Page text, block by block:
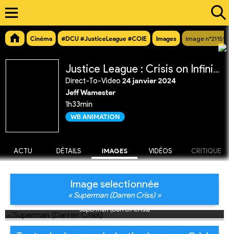
Cinéma #DCU #JusticeLeague #COIE Images Image n°21159
Justice League : Crisis on Infinite Earths Partie 1
Direct-To-Video 24 janvier 2024
Jeff Wamester
1h33min
WB ANIMATION
ACTU DÉTAILS IMAGES VIDÉOS CRITIQUE
Image selectionnée
« Superman (Darren Criss) »
Superman (Darren Criss)